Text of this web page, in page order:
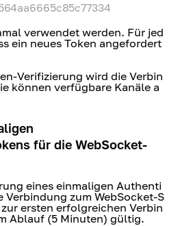
verwendet werden. Für jed
ein neues Token angefordert
Verifizierung wird die Verbin
können verfügbare Kanäle a
für die WebSocket-
eines einmaligen Authenti
zum WebSocket-S
ersten erfolgreichen Verbin
Ablauf (5 Minuten) gültig.